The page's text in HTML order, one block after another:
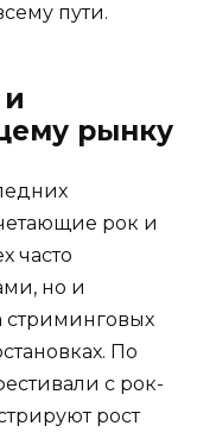
пути.
рынку
рок и
часто
но и
стриминговых
По
с рок-
рост